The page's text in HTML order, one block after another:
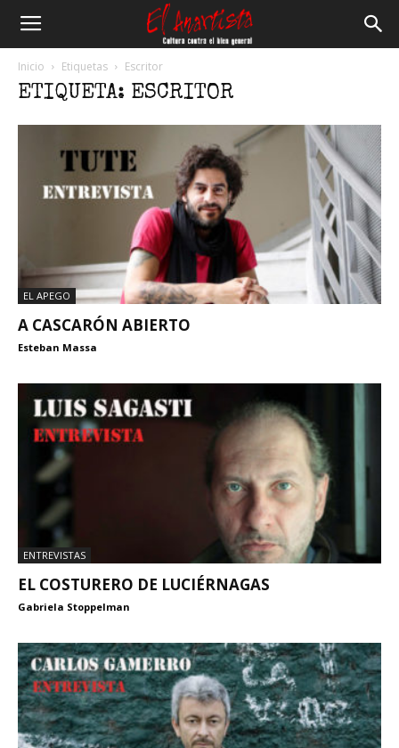
Inicio Etiquetas Escritor
ETIQUETA: ESCRITOR
EL APEGO
A CASCARÓN ABIERTO
Esteban Massa
ENTREVISTAS
EL COSTURERO DE LUCIÉRNAGAS
Gabriela Stoppelman